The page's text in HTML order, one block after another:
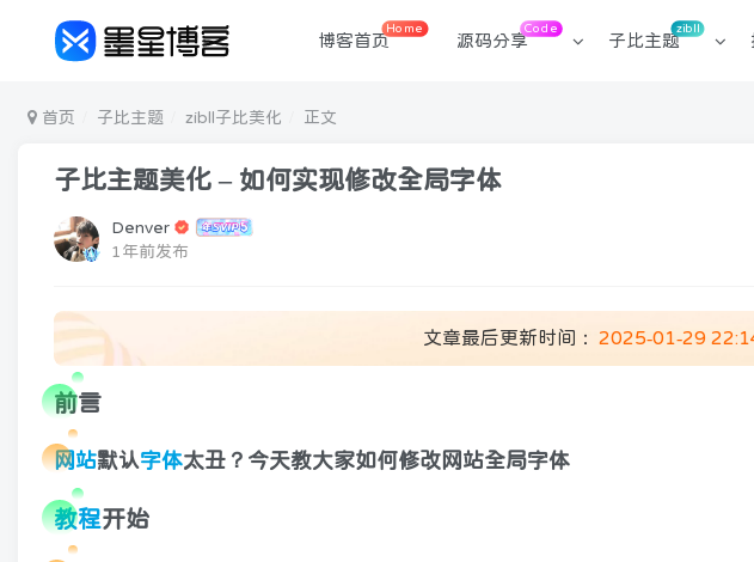
博客首页
Home
源码分享
Code
子比主题
zibll
首页 子比主题 zibll子比美化 正文
子比主题美化 – 如何实现修改全局字体
Denver
1年前发布
文章最后更新时间： 2025-01-29
前言
网站默认字体太丑？今天教大家如何修改网站全局字体
教程开始